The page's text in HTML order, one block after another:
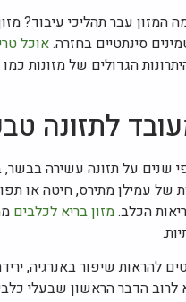
עבר תהליכי עיבוד?
סינתטיים בחזרה.אוכל
הגדולים של מזונות
לתזונה
שנים על תזונה עשירה
של עמילן מתירס, חיטה או
הכלב.מזון בריא לכלבים
להראות שיפור באנרגיה,
הדבר הראשון שבעלי כלבים מבחינים